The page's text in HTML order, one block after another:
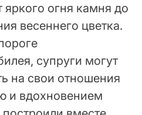
огня камня до
весеннего цветка.
супруги могут
на свои отношения
и вдохновением